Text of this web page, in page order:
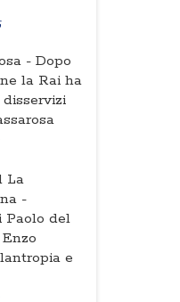
- Dopo
la Rai ha
La
-
Paolo del
e